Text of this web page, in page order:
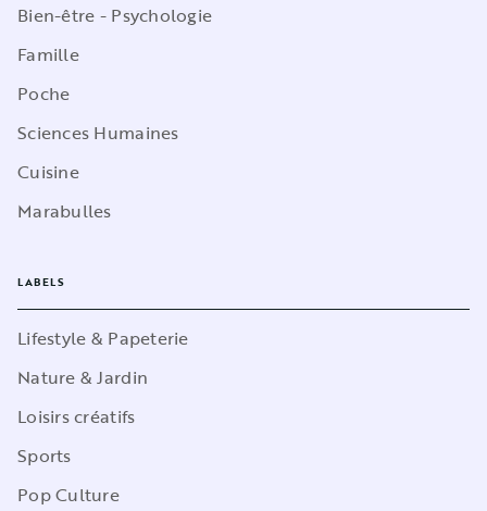
Bien-être - Psychologie
Famille
Poche
Sciences Humaines
Cuisine
Marabulles
LABELS
Lifestyle & Papeterie
Nature & Jardin
Loisirs créatifs
Sports
Pop Culture